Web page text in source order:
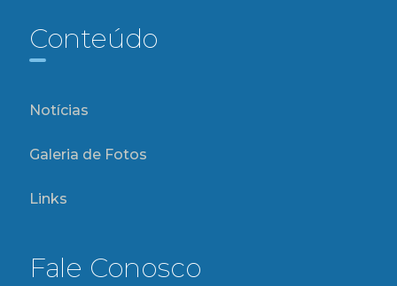
Conteúdo
Notícias
Galeria de Fotos
Links
Fale Conosco